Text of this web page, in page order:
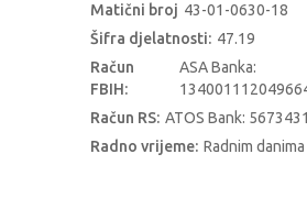
Matični broj 43-01-0630-18
Šifra djelatnosti: 47.19
Račun
FBIH:
ASA Banka:
Račun RS: ATOS Bank:
Radno vrijeme: Radnim